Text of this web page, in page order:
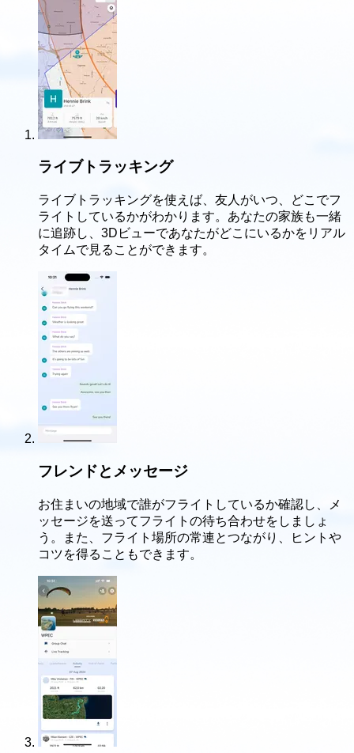
ライブトラッキング
ライブトラッキングを使えば、友人がいつ、どこでフ
ライトしているかがわかります。あなたの家族も一緒
に追跡し、3Dビューであなたがどこにいるかをリアル
タイムで見ることができます。
フレンドとメッセージ
お住まいの地域で誰がフライトしているか確認し、メ
ッセージを送ってフライトの待ち合わせをしましょ
う。また、フライト場所の常連とつながり、ヒントや
コツを得ることもできます。